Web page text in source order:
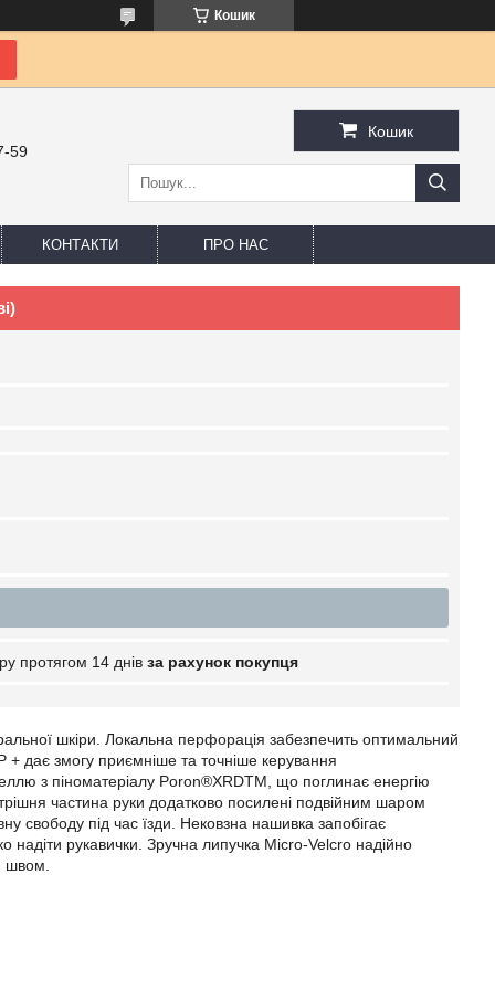
Кошик
59
Кошик
КОНТАКТИ ПРО НАС
протягом 14 днів за рахунок покупця
шкіри. Локальна перфорація забезпечить оптимальний
+ дає змогу приємніше та точніше керування
з піноматеріалу Poron®XRDTM, що поглинає енергію
частина руки додатково посилені подвійним шаром
свободу під час їзди. Нековзна нашивка запобігає
надіти рукавички. Зручна липучка Micro-Velcro надійно
швом.